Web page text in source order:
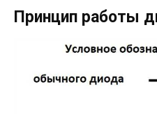
Принцип работы